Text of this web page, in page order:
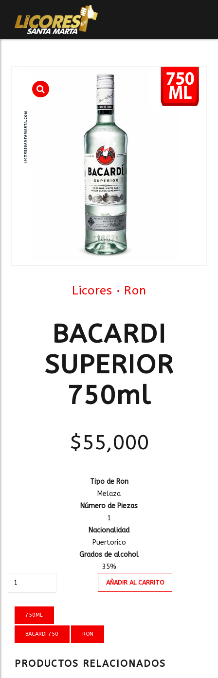
Licores Ron
BACARDI
SUPERIOR
750ml
$55,000
Tipo de Ron
Melaza
Número de Piezas
1
Nacionalidad
Puertorico
Grados de alcohol
35%
SUPERIOR
cantidad
AÑADIR AL CARRITO
750ML
BACARDI 750 RON
PRODUCTOS RELACIONADOS